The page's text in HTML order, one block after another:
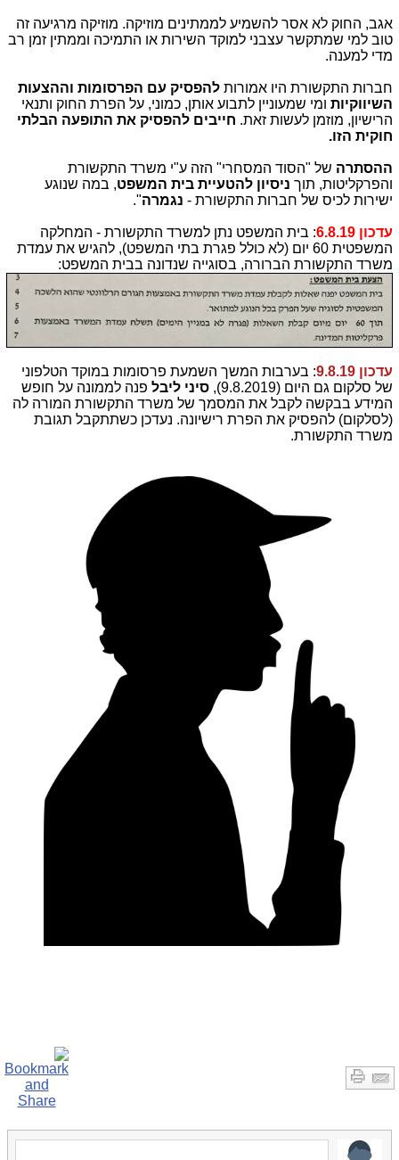
אגב, החוק לא אסר להשמיע לממתינים מוזיקה. מוזיקה מרגיעה זה
טוב למי שמתקשר עצבני למוקד השירות או התמיכה וממתין זמן רב
מדי למענה.
חברות התקשורת היו אמורות להפסיק עם הפרסומות וההצעות
השיווקיות ומי שמעוניין לתבוע אותן, כמוני, על הפרת החוק ותנאי
הרישיון, מוזמן לעשות זאת. חייבים להפסיק את התופעה הבלתי
חוקית הזו.
ההסתרה של "הסוד המסחרי" הזה ע"י משרד התקשורת
והפרקליטות, תוך ניסיון להטעיית בית המשפט, במה שנוגע
ישירות לכיס של חברות התקשורת - נגמרה".
עדכון 6.8.19
: בית המשפט נתן למשרד התקשורת - המחלקה
המשפטית 60 יום (לא כולל פגרת בתי המשפט), להגיש את עמדת
משרד התקשורת הברורה, בסוגייה שנדונה בבית המשפט:
עדכון 9.8.19
: בערבות המשך השמעת פרסומות במוקד הטלפוני
של סלקום גם היום (9.8.2019),
סיני ליבל פנה לממונה על חופש
המידע בבקשה לקבל את המסמך של משרד התקשורת המורה לה
(לסלקום) להפסיק את הפרת רישיונה. נעדכן כשתתקבל תגובת
משרד התקשורת.